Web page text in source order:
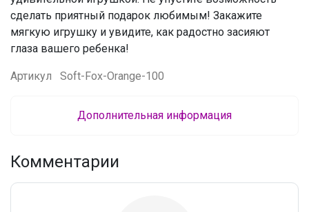
сделать приятный подарок любимым! Закажите
мягкую игрушку и увидите, как радостно засияют
глаза вашего ребенка!
Артикул Soft-Fox-Orange-100
Дополнительная информация
Комментарии